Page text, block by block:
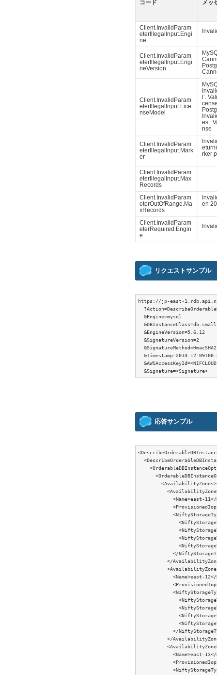
コード メッ
Client.InvalidParam
eterIllegalInput.Engi
ne
Client.InvalidParam
eterIllegalInput.Engi
neVersion
Client.InvalidParam
eterIllegalInput.Lice
nseModel
l’.
es’.
nse
Client.InvalidParam
eterIllegalInput.Mark
er
rker
Client.InvalidParam
eterIllegalInput.Max
Records
Client.InvalidParam
eterOutOfRange.Ma
xRecords
en
Client.InvalidParam
eterRequired.Engin
e
リクエストサンプル
https://jp-east-
  &Engine=mysql
  &DBInstanceClass=db.small
  &EngineVersion=5.6.12
  &SignatureVersion=2
&Timestamp=2013-12-
応答サンプル
        <AvailabilityZones>
<Name>east-
</
</
<Name>east-
</
</
<Name>east-